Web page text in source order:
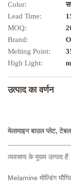
Color:
Lead Time:
MOQ:
Brand:
Melting Point:
High Light:
उत्पाद का वर्णन
मेलामाइन बाउल प्लेट,
व्यवसाय के मुख्य उत्पाद हैं:
Melamine मोल्डिंग